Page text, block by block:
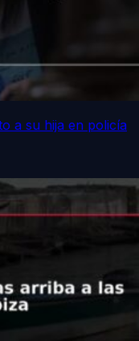
a su hija en policía